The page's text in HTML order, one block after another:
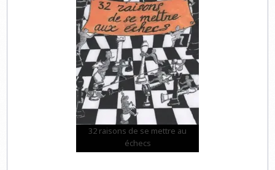
32 raisons de se mettre au
échecs